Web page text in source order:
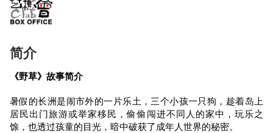
简介
《野草》故事简介
暑假的长洲是闹市外的一片乐土，三个小孩一只狗，趁着岛上
居民出门旅游或举家移民，偷偷闯进不同人的家中，玩乐之
馀，也透过孩童的目光，暗中破获了成年人世界的秘密。